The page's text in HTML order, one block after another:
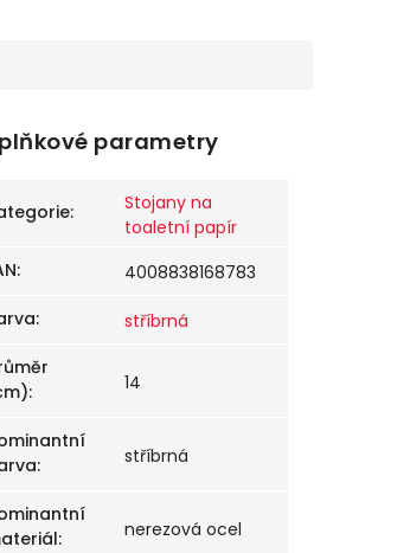
parametry
:
Stojany na
toaletní papír
:
4008838168783
:
stříbrná
: 14
: stříbrná
: nerezová ocel